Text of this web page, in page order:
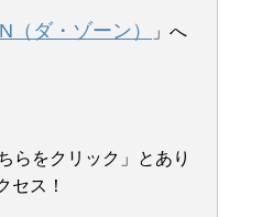
（ダ・ゾーン）
」へ
らをクリック」とあり
セス！